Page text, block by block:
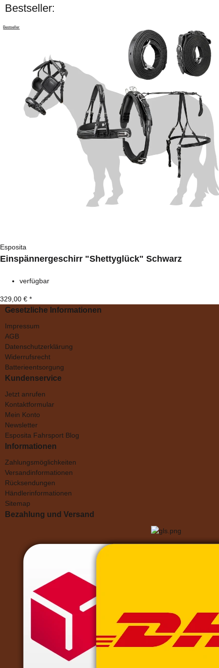
Bestseller:
Bestseller
Esposita
Einspännergeschirr "Shettyglück" Schwarz
verfügbar
329,00 € *
Gesetzliche Informationen
Impressum
AGB
Datenschutzerklärung
Widerrufsrecht
Batterieentsorgung
Kundenservice
Jetzt anrufen
Kontaktformular
Mein Konto
Newsletter
Esposita Fahrsport Blog
Informationen
Zahlungsmöglichkeiten
Versandinformationen
Rücksendungen
Händlerinformationen
Sitemap
Bezahlung und Versand